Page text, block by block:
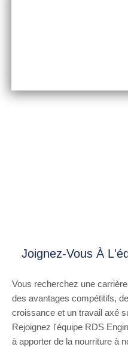
Joignez-Vous À
Vous recherchez une
des avantages compétitifs,
croissance et un travail axé
Rejoignez l'équipe RDS
à apporter de la nourriture à